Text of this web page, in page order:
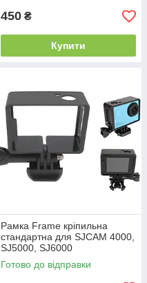
450 ₴
Купити
Рамка Frame кріпильна
стандартна для SJCAM 4000,
SJ5000, SJ6000
Готово до відправки